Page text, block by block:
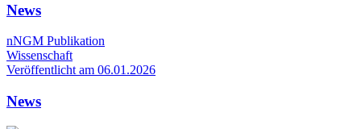
News
nNGM Publikation
Wissenschaft
Veröffentlicht am 06.01.2026
News